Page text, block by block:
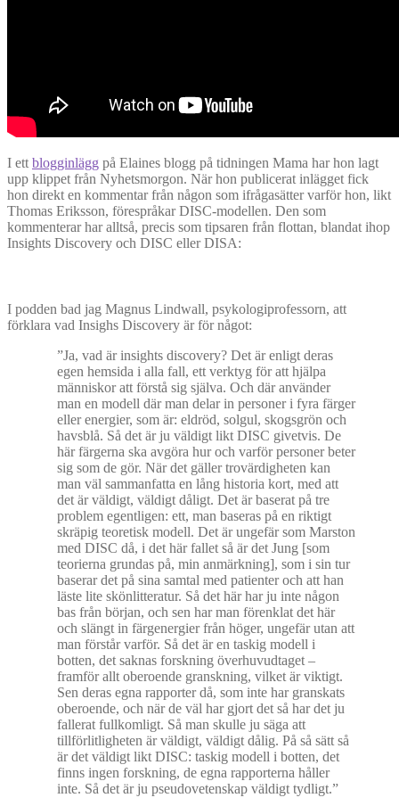
I ett blogginlägg på Elaines blogg på tidningen Mama har hon lagt
upp klippet från Nyhetsmorgon. När hon publicerat inlägget fick
hon direkt en kommentar från någon som ifrågasätter varför hon, likt
Thomas Eriksson, förespråkar DISC-modellen. Den som
kommenterar har alltså, precis som tipsaren från flottan, blandat ihop
Insights Discovery och DISC eller DISA:
I podden bad jag Magnus Lindwall, psykologiprofessorn, att
förklara vad Insighs Discovery är för något:
”Ja, vad är insights discovery? Det är enligt deras
egen hemsida i alla fall, ett verktyg för att hjälpa
människor att förstå sig själva. Och där använder
man en modell där man delar in personer i fyra färger
eller energier, som är: eldröd, solgul, skogsgrön och
havsblå. Så det är ju väldigt likt DISC givetvis. De
här färgerna ska avgöra hur och varför personer beter
sig som de gör. När det gäller trovärdigheten kan
man väl sammanfatta en lång historia kort, med att
det är väldigt, väldigt dåligt. Det är baserat på tre
problem egentligen: ett, man baseras på en riktigt
skräpig teoretisk modell. Det är ungefär som Marston
med DISC då, i det här fallet så är det Jung [som
teorierna grundas på, min anmärkning], som i sin tur
baserar det på sina samtal med patienter och att han
läste lite skönlitteratur. Så det här har ju inte någon
bas från början, och sen har man förenklat det här
och slängt in färgenergier från höger, ungefär utan att
man förstår varför. Så det är en taskig modell i
botten, det saknas forskning överhuvudtaget –
framför allt oberoende granskning, vilket är viktigt.
Sen deras egna rapporter då, som inte har granskats
oberoende, och när de väl har gjort det så har det ju
fallerat fullkomligt. Så man skulle ju säga att
tillförlitligheten är väldigt, väldigt dålig. På så sätt så
är det väldigt likt DISC: taskig modell i botten, det
finns ingen forskning, de egna rapporterna håller
inte. Så det är ju pseudovetenskap väldigt tydligt.”